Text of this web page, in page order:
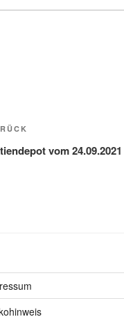
vom 24.09.2021